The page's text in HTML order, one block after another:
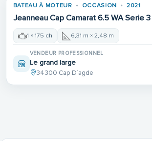
BATEAU À MOTEUR OCCASION 2021
Jeanneau Cap Camarat 6.5 WA Serie 3
1 × 175 ch 6,31 m × 2,48 m
VENDEUR PROFESSIONNEL
Le grand large
34300 Cap D`agde